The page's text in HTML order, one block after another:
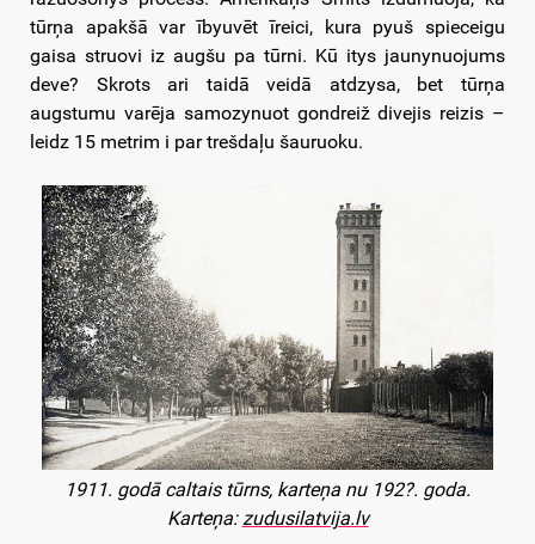
tūrņa apakšā var ībyuvēt īreici, kura pyuš spieceigu
gaisa struovi iz augšu pa tūrni. Kū itys jaunynuojums
deve? Skrots ari taidā veidā atdzysa, bet tūrņa
augstumu varēja samozynuot gondreiž divejis reizis –
leidz 15 metrim i par trešdaļu šauruoku.
1911. godā caltais tūrns, karteņa nu 192?. goda.
Karteņa:zudusilatvija.lv